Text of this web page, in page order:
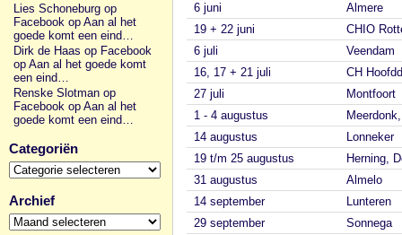
Lies Schoneburg op
Facebook op Aan al het
goede komt een eind…
Dirk de Haas op Facebook
op Aan al het goede komt
een eind…
Renske Slotman op
Facebook op Aan al het
goede komt een eind…
Categoriën
Categoriën
Archief
Archief
6 juni
Almere
19 + 22 juni
CHIO
6 juli
Veendam
16, 17 + 21 juli
CH
27 juli
Montfoort
1 - 4 augustus
14 augustus
Lonneker
19 t/m 25 augustus
Herning,
31 augustus
Almelo
14 september
Lunteren
29 september
Sonnega